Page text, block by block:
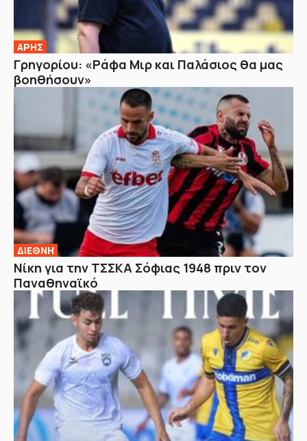
ΑΡΗΣ
Γρηγορίου: «Ράφα Μιρ και Παλάσιος θα μας
βοηθήσουν»
ΔΙΕΘΝΗ
Νίκη για την ΤΣΣΚΑ Σόφιας 1948 πριν τον
Παναθηναϊκό